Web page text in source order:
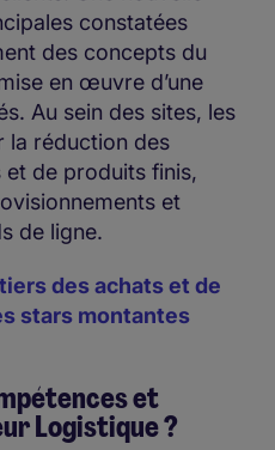
constatées
des concepts du
en œuvre d’une
Au sein des sites, les
la réduction des
de produits finis,
et
de ligne.
des achats et de
stars montantes
et
Logistique ?